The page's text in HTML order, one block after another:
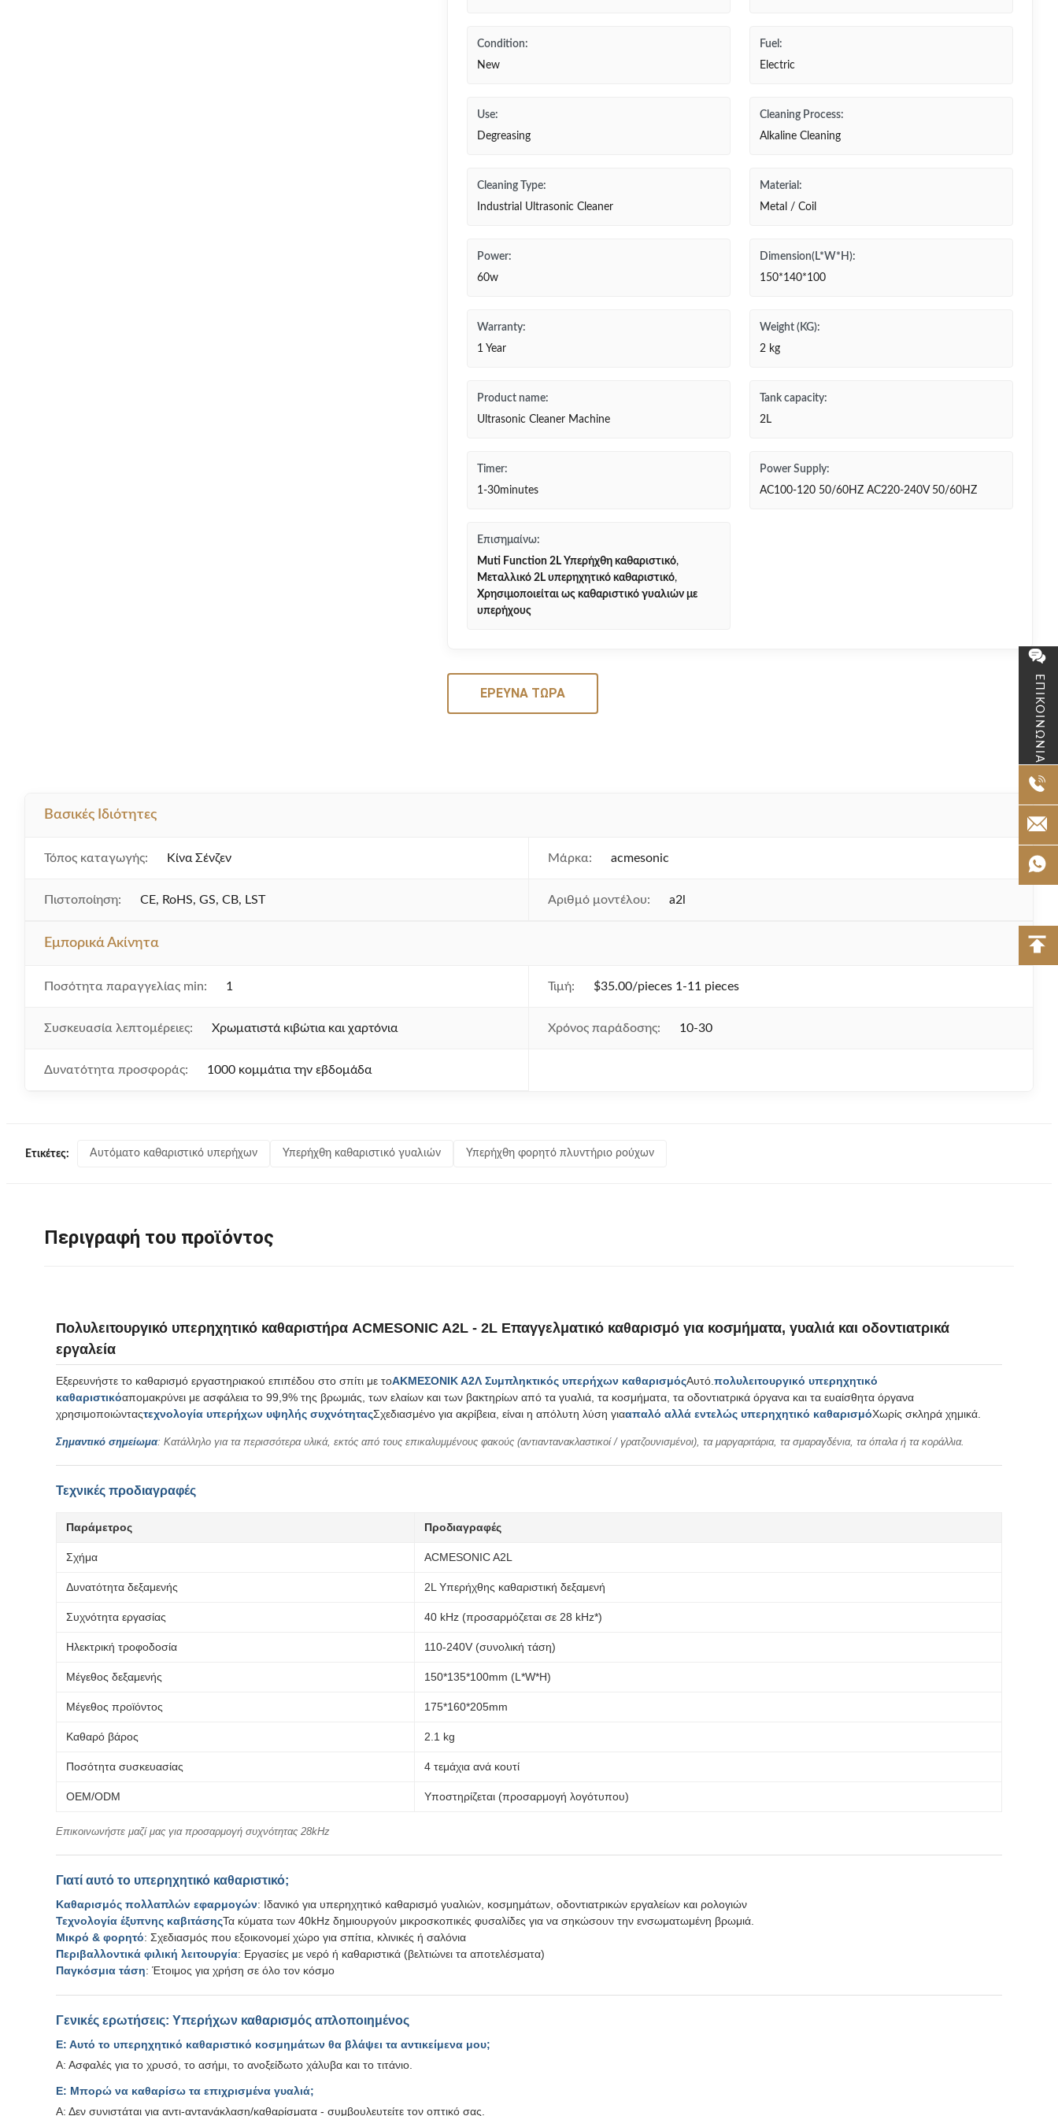
ΕΠΙΚΟΙΝΩΝΙΑ
Condition:
New
Fuel:
Electric
Use:
Degreasing
Cleaning Process:
Alkaline Cleaning
Cleaning Type:
Industrial Ultrasonic Cleaner
Material:
Metal / Coil
Power:
60w
Dimension(L*W*H):
150*140*100
Warranty:
1 Year
Weight (KG):
2 kg
Product name:
Ultrasonic Cleaner Machine
Tank capacity:
2L
Timer:
1-30minutes
Power Supply:
AC100-120 50/60HZ AC220-240V 50/60HZ
Επισημαίνω:
Muti Function 2L Υπερήχθη καθαριστικό,
Μεταλλικό 2L υπερηχητικό καθαριστικό,
Χρησιμοποιείται ως καθαριστικό γυαλιών με
υπερήχους
ΈΡΕΥΝΑ ΤΏΡΑ
Βασικές Ιδιότητες
Τόπος καταγωγής: Κίνα Σένζεν Μάρκα: acmesonic
Πιστοποίηση: CE, RoHS, GS, CB, LST Αριθμό μοντέλου: a2l
Εμπορικά Ακίνητα
Ποσότητα παραγγελίας min: 1 Τιμή: $35.00/pieces 1-11 pieces
Συσκευασία λεπτομέρειες: Χρωματιστά κιβώτια και χαρτόνια Χρόνος παράδοσης: 10-30
Δυνατότητα προσφοράς: 1000 κομμάτια την εβδομάδα
Ετικέτες: Αυτόματο καθαριστικό υπερήχων Υπερήχθη καθαριστικό γυαλιών Υπερήχθη φορητό πλυντήριο ρούχων
Περιγραφή του προϊόντος
Πολυλειτουργικό υπερηχητικό καθαριστήρα ACMESONIC A2L - 2L Επαγγελματικό καθαρισμό για κοσμήματα, γυαλιά και οδοντιατρικά
εργαλεία
Εξερευνήστε το καθαρισμό εργαστηριακού επιπέδου στο σπίτι με τοΑΚΜΕΣΟΝΙΚ Α2Λ Συμπληκτικός υπερήχων καθαρισμόςΑυτό. πολυλειτουργικό υπερηχητικό
καθαριστικόαπομακρύνει με ασφάλεια το 99,9% της βρωμιάς, των ελαίων και των βακτηρίων από τα γυαλιά, τα κοσμήματα, τα οδοντιατρικά όργανα και τα ευαίσθητα όργανα
χρησιμοποιώνταςτεχνολογία υπερήχων υψηλής συχνότηταςΣχεδιασμένο για ακρίβεια, είναι η απόλυτη λύση γιααπαλό αλλά εντελώς υπερηχητικό καθαρισμόΧωρίς σκληρά χημικά.
Σημαντικό σημείωμα: Κατάλληλο για τα περισσότερα υλικά, εκτός από τους επικαλυμμένους φακούς (αντιαντανακλαστικοί / γρατζουνισμένοι), τα μαργαριτάρια, τα σμαραγδένια, τα όπαλα ή τα κοράλλια.
Τεχνικές προδιαγραφές
Παράμετρος Προδιαγραφές
Σχήμα ACMESONIC A2L
Δυνατότητα δεξαμενής 2L Υπερήχθης καθαριστική δεξαμενή
Συχνότητα εργασίας 40 kHz (προσαρμόζεται σε 28 kHz*)
Ηλεκτρική τροφοδοσία 110-240V (συνολική τάση)
Μέγεθος δεξαμενής 150*135*100mm (L*W*H)
Μέγεθος προϊόντος 175*160*205mm
Καθαρό βάρος 2.1 kg
Ποσότητα συσκευασίας 4 τεμάχια ανά κουτί
OEM/ODM Υποστηρίζεται (προσαρμογή λογότυπου)
Επικοινωνήστε μαζί μας για προσαρμογή συχνότητας 28kHz
Γιατί αυτό το υπερηχητικό καθαριστικό;
Καθαρισμός πολλαπλών εφαρμογών: Ιδανικό για υπερηχητικό καθαρισμό γυαλιών, κοσμημάτων, οδοντιατρικών εργαλείων και ρολογιών
Τεχνολογία έξυπνης καβιτάσηςΤα κύματα των 40kHz δημιουργούν μικροσκοπικές φυσαλίδες για να σηκώσουν την ενσωματωμένη βρωμιά.
Μικρό & φορητό: Σχεδιασμός που εξοικονομεί χώρο για σπίτια, κλινικές ή σαλόνια
Περιβαλλοντικά φιλική λειτουργία: Εργασίες με νερό ή καθαριστικά (βελτιώνει τα αποτελέσματα)
Παγκόσμια τάση: Έτοιμος για χρήση σε όλο τον κόσμο
Γενικές ερωτήσεις: Υπερήχων καθαρισμός απλοποιημένος
Ε: Αυτό το υπερηχητικό καθαριστικό κοσμημάτων θα βλάψει τα αντικείμενα μου;
Α: Ασφαλές για το χρυσό, το ασήμι, το ανοξείδωτο χάλυβα και το τιτάνιο.
Ε: Μπορώ να καθαρίσω τα επιχρισμένα γυαλιά;
Α: Δεν συνιστάται για αντι-αντανάκλαση/καθαρίσματα - συμβουλευτείτε τον οπτικό σας.